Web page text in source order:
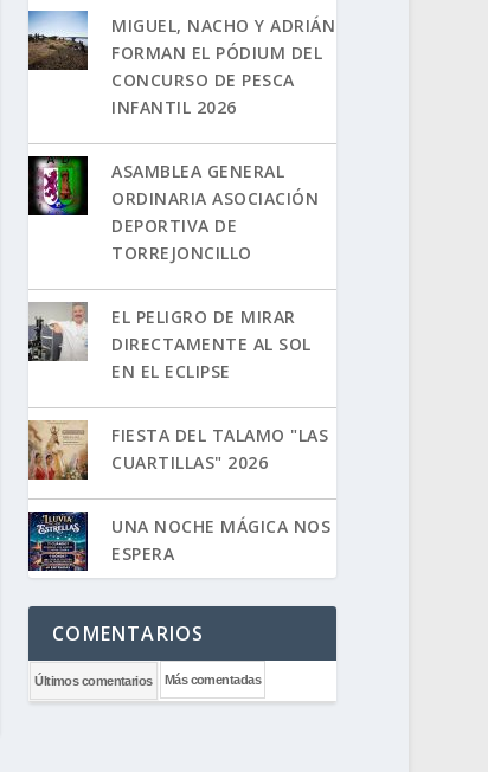
MIGUEL, NACHO Y ADRIÁN
FORMAN EL PÓDIUM DEL
CONCURSO DE PESCA
INFANTIL 2026
ASAMBLEA GENERAL
ORDINARIA ASOCIACIÓN
DEPORTIVA DE
TORREJONCILLO
EL PELIGRO DE MIRAR
DIRECTAMENTE AL SOL
EN EL ECLIPSE
FIESTA DEL TALAMO "LAS
CUARTILLAS" 2026
UNA NOCHE MÁGICA NOS
ESPERA
COMENTARIOS
Últimos comentarios Más comentadas